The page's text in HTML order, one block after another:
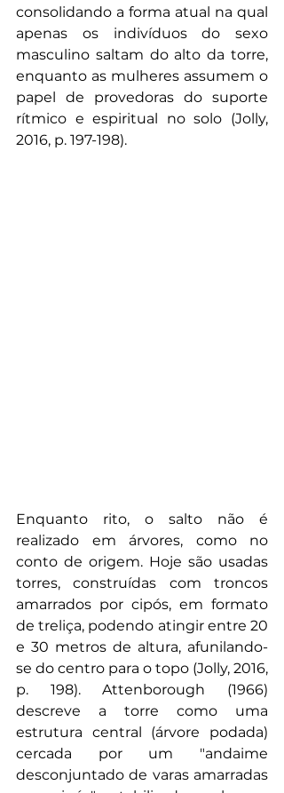
consolidando a forma atual na qual
apenas os indivíduos do sexo
masculino saltam do alto da torre,
enquanto as mulheres assumem o
papel de provedoras do suporte
rítmico e espiritual no solo (Jolly,
2016, p. 197-198).
Enquanto rito, o salto não é
realizado em árvores, como no
conto de origem. Hoje são usadas
torres, construídas com troncos
amarrados por cipós, em formato
de treliça, podendo atingir entre 20
e 30 metros de altura, afunilando-
se do centro para o topo (Jolly, 2016,
p. 198). Attenborough (1966)
descreve a torre como uma
estrutura central (árvore podada)
cercada por um "andaime
desconjuntado de varas amarradas